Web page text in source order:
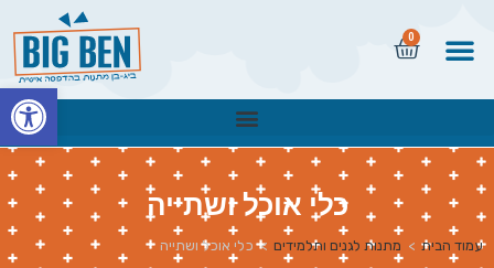
0
כלי אוכל ושתייה
עמוד הבית > מתנות לגנים ותלמידים > כלי אוכל ושתייה